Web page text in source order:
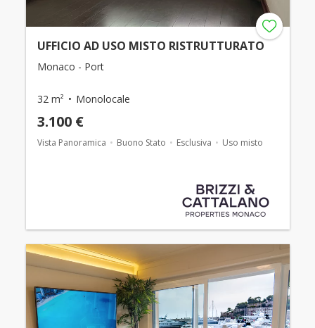
UFFICIO AD USO MISTO RISTRUTTURATO
Monaco - Port
32 m² Monolocale
3.100 €
Vista Panoramica Buono Stato Esclusiva Uso misto